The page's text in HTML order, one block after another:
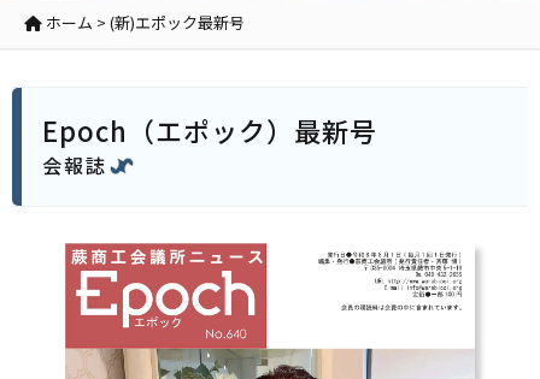
ホーム > (新)エポック最新号
Epoch（エポック）最新号
会報誌